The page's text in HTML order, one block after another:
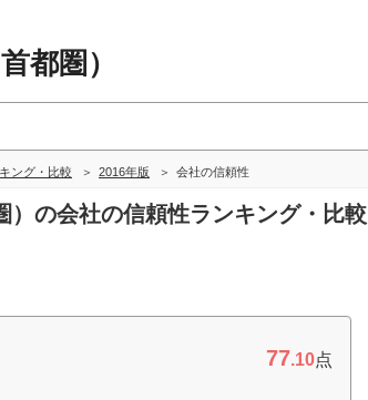
都圏）
ング・比較 2016年版 会社の信頼性
）の会社の信頼性ランキング・比較
77.10点